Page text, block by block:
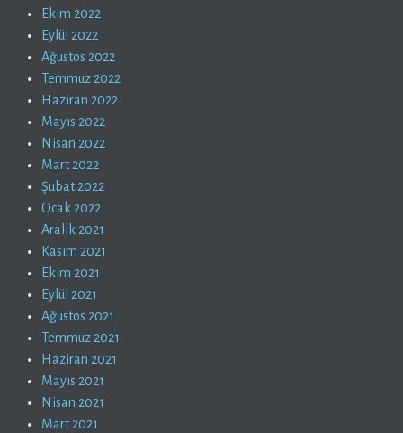
Ekim 2022
Eylül 2022
Ağustos 2022
Temmuz 2022
Haziran 2022
Mayıs 2022
Nisan 2022
Mart 2022
Şubat 2022
Ocak 2022
Aralık 2021
Kasım 2021
Ekim 2021
Eylül 2021
Ağustos 2021
Temmuz 2021
Haziran 2021
Mayıs 2021
Nisan 2021
Mart 2021